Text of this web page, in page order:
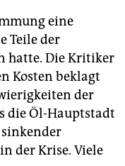
eine
Teile der
hatte. Die Kritiker
Kosten beklagt
der
die Öl-Hauptstadt
sinkender
der Krise. Viele